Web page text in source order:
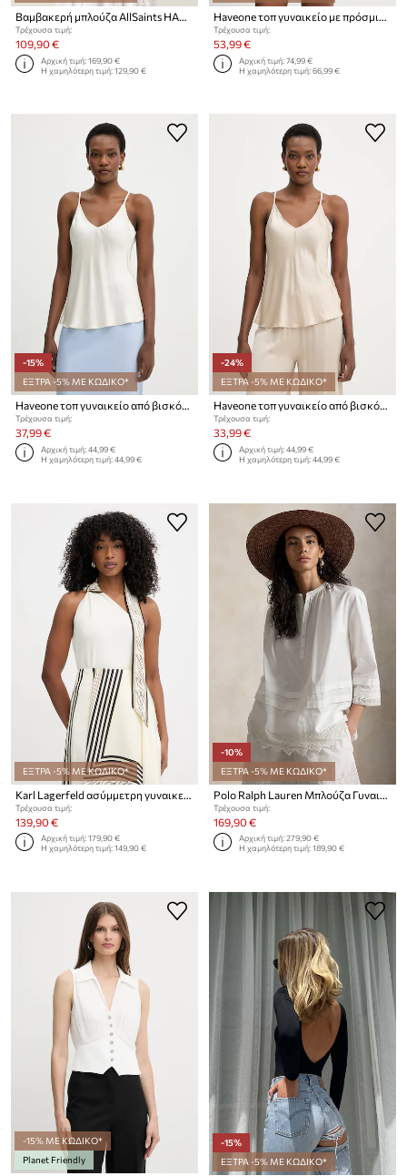
Βαμβακερή μπλούζα AllSaints HART
Τρέχουσα τιμή:
109,90 €
Αρχική τιμή:169,90 €
Η χαμηλότερη τιμή:129,90 €
Haveone τοπ γυναικείο με πρόσμιξη μεταξιού
Τρέχουσα τιμή:
53,99 €
Αρχική τιμή:74,99 €
Η χαμηλότερη τιμή:66,99 €
-15%
ΕΞΤΡΑ -5% ΜΕ ΚΩΔΙΚΟ*
Haveone τοπ γυναικείο από βισκόζη
Τρέχουσα τιμή:
37,99 €
Αρχική τιμή:44,99 €
Η χαμηλότερη τιμή:44,99 €
-24%
ΕΞΤΡΑ -5% ΜΕ ΚΩΔΙΚΟ*
Haveone τοπ γυναικείο από βισκόζη
Τρέχουσα τιμή:
33,99 €
Αρχική τιμή:44,99 €
Η χαμηλότερη τιμή:44,99 €
ΕΞΤΡΑ -5% ΜΕ ΚΩΔΙΚΟ*
Τρέχουσα τιμή:
139,90 €
Αρχική τιμή:179,90 €
Η χαμηλότερη τιμή:149,90 €
-10%
ΕΞΤΡΑ -5% ΜΕ ΚΩΔΙΚΟ*
Τρέχουσα τιμή:
169,90 €
Αρχική τιμή:279,90 €
Η χαμηλότερη τιμή:189,90 €
-15% ΜΕ ΚΩΔΙΚΟ*
Planet Friendly
-15%
ΕΞΤΡΑ -5% ΜΕ ΚΩΔΙΚΟ*